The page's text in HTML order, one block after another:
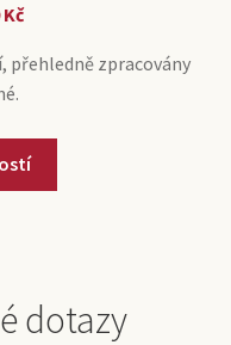
Kč
zpracovány
dotazy